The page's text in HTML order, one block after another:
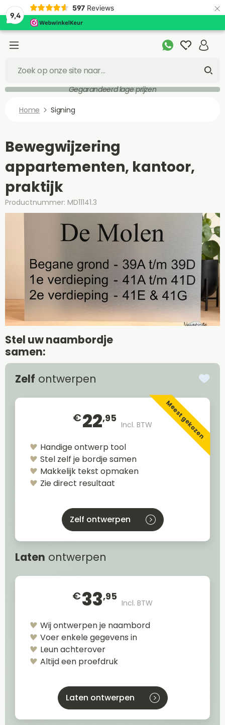
9,4
597 Reviews ×
Gegarandeerd lage prijzen
Home Signing
Bewegwijzering
appartementen, kantoor,
praktijk
Productnummer: MD11141.3
Stel uw naambordje
samen:
Zelf ontwerpen
€22,95
Incl. BTW Meest gekozen
Handige ontwerp tool
Stel zelf je bordje samen
Makkelijk tekst opmaken
Zie direct resultaat
Zelf ontwerpen
Laten ontwerpen
€33,95
Incl. BTW
Wij ontwerpen je naambord
Voer enkele gegevens in
Leun achterover
Altijd een proefdruk
Laten ontwerpen